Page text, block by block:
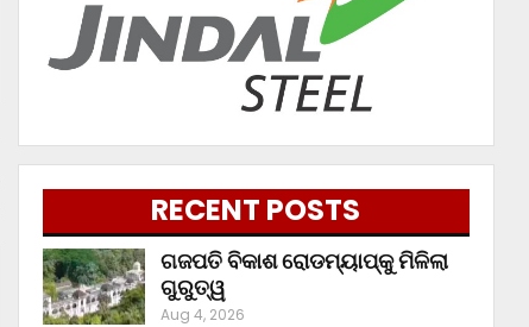
RECENT POSTS
ଗଜପତି ବିକାଶ ରୋଡମ୍ୟାପ୍‌କୁ ମିଳିଲା
ଗୁରୁତ୍ୱ
Aug 4, 2026